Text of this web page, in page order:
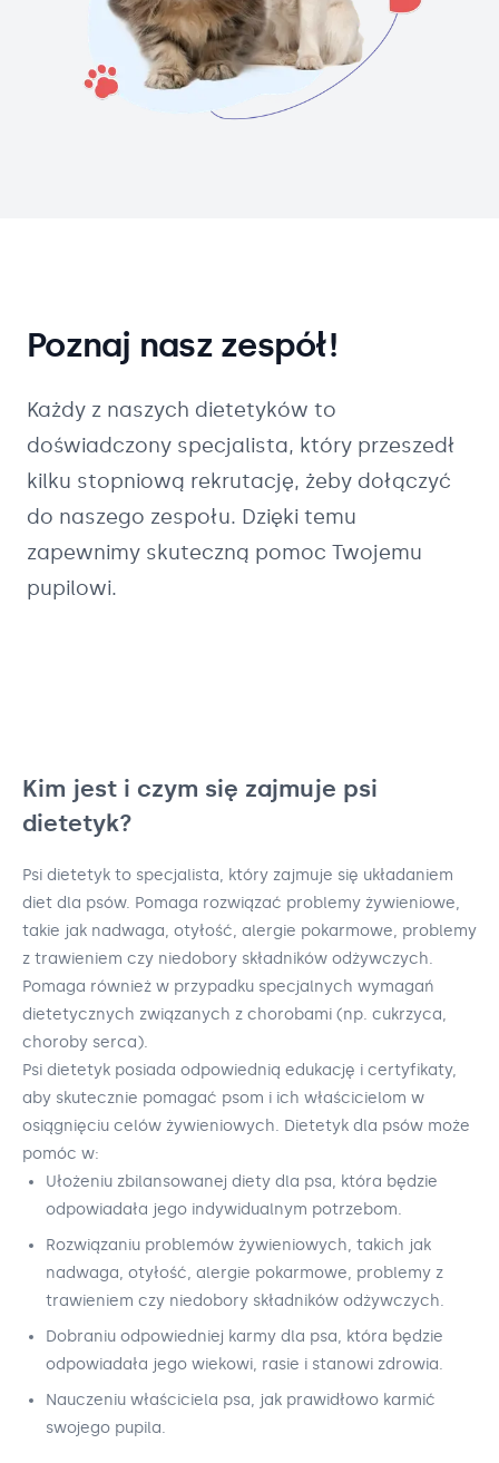
Poznaj nasz zespół!
Każdy z naszych dietetyków to
doświadczony specjalista, który przeszedł
kilku stopniową rekrutację, żeby dołączyć
do naszego zespołu. Dzięki temu
zapewnimy skuteczną pomoc Twojemu
pupilowi.
Kim jest i czym się zajmuje psi
dietetyk?
Psi dietetyk to specjalista, który zajmuje się układaniem
diet dla psów. Pomaga rozwiązać problemy żywieniowe,
takie jak nadwaga, otyłość, alergie pokarmowe, problemy
z trawieniem czy niedobory składników odżywczych.
Pomaga również w przypadku specjalnych wymagań
dietetycznych związanych z chorobami (np. cukrzyca,
choroby serca).
Psi dietetyk posiada odpowiednią edukację i certyfikaty,
aby skutecznie pomagać psom i ich właścicielom w
osiągnięciu celów żywieniowych. Dietetyk dla psów może
pomóc w:
Ułożeniu zbilansowanej diety dla psa, która będzie
odpowiadała jego indywidualnym potrzebom.
Rozwiązaniu problemów żywieniowych, takich jak
nadwaga, otyłość, alergie pokarmowe, problemy z
trawieniem czy niedobory składników odżywczych.
Dobraniu odpowiedniej karmy dla psa, która będzie
odpowiadała jego wiekowi, rasie i stanowi zdrowia.
Nauczeniu właściciela psa, jak prawidłowo karmić
swojego pupila.